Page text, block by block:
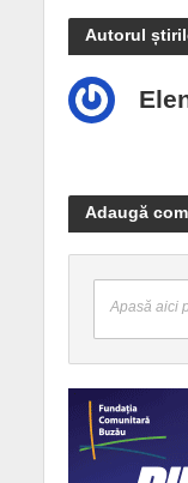
Autorul
Adaugă
Apasă aici